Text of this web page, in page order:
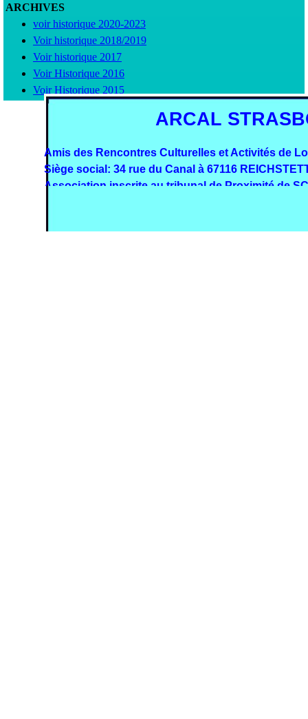
ARCHIVES
voir historique 2020-2023
Voir historique 2018/2019
Voir historique 2017
Voir Historique 2016
Voir Historique 2015
ARCAL
Amis des Rencontres Culturelles et Activités de
Siège social: 34 rue du Canal à 67116
Association inscrite au tribunal de Proximité de
Retourner au contenu